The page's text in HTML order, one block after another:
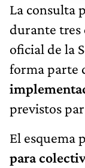
La consulta
durante tres
oficial de la
forma parte
previstos
El esquema
para